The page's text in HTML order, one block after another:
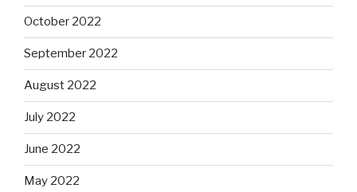
October 2022
September 2022
August 2022
July 2022
June 2022
May 2022